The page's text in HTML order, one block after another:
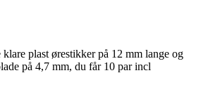
plast ørestikker på 12 mm lange og
på 4,7 mm, du får 10 par incl